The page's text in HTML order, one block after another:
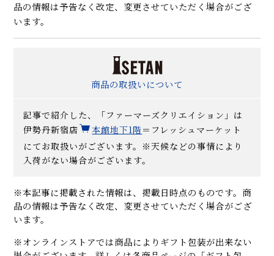
品の情報は予告なく改定、変更させていただく場合がござ
います。
商品の取扱いについて
記事で紹介した、「ファーマーズクリエイション」 は
伊勢丹新宿店
本館地下1階 ＝ フレッシュマーケット
にてお取扱いがございます。※天候などの事情により
入荷がない場合がございます。
※本記事に掲載された情報は、掲載日時点のものです。商
品の情報は予告なく改定、変更させていただく場合がござ
います。
※オンラインストアでは商品によりギフト包装が出来ない